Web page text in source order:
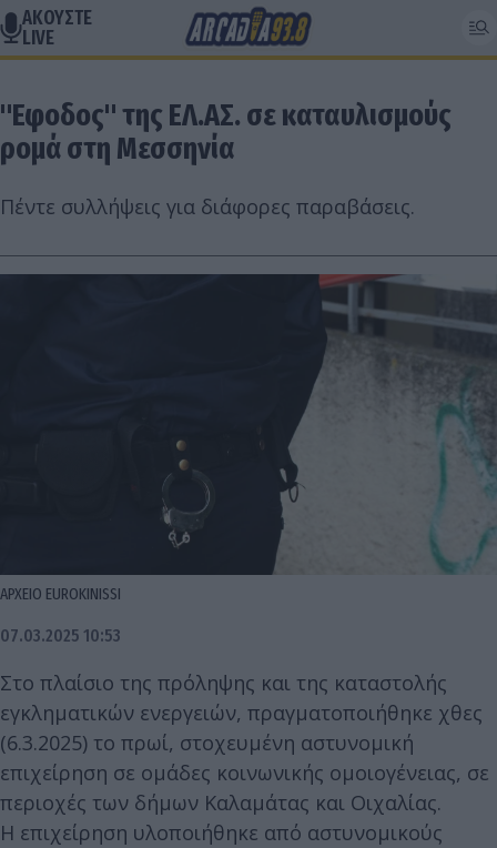
ΑΚΟΥΣΤΕ
LIVE
"Εφοδος" της ΕΛ.ΑΣ. σε καταυλισμούς
ρομά στη Μεσσηνία
Πέντε συλλήψεις για διάφορες παραβάσεις.
ΑΡΧΕΙΟ EUROKINISSI
07.03.2025 10:53
Στο πλαίσιο της πρόληψης και της καταστολής
εγκληματικών ενεργειών, πραγματοποιήθηκε χθες
(6.3.2025) το πρωί, στοχευμένη αστυνομική
επιχείρηση σε ομάδες κοινωνικής ομοιογένειας, σε
περιοχές των δήμων Καλαμάτας και Οιχαλίας.
Η επιχείρηση υλοποιήθηκε από αστυνομικούς